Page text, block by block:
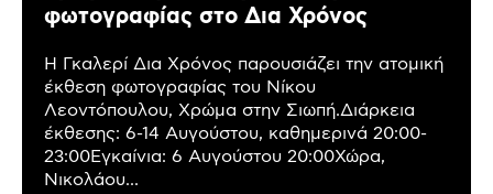
φωτογραφίας στο Δια Χρόνος
Η Γκαλερί Δια Χρόνος παρουσιάζει την ατομική
έκθεση φωτογραφίας του Νίκου
Λεοντόπουλου, Χρώμα στην Σιωπή.Διάρκεια
έκθεσης: 6-14 Αυγούστου, καθημερινά 20:00-
23:00Εγκαίνια: 6 Αυγούστου 20:00Χώρα,
Νικολάου...